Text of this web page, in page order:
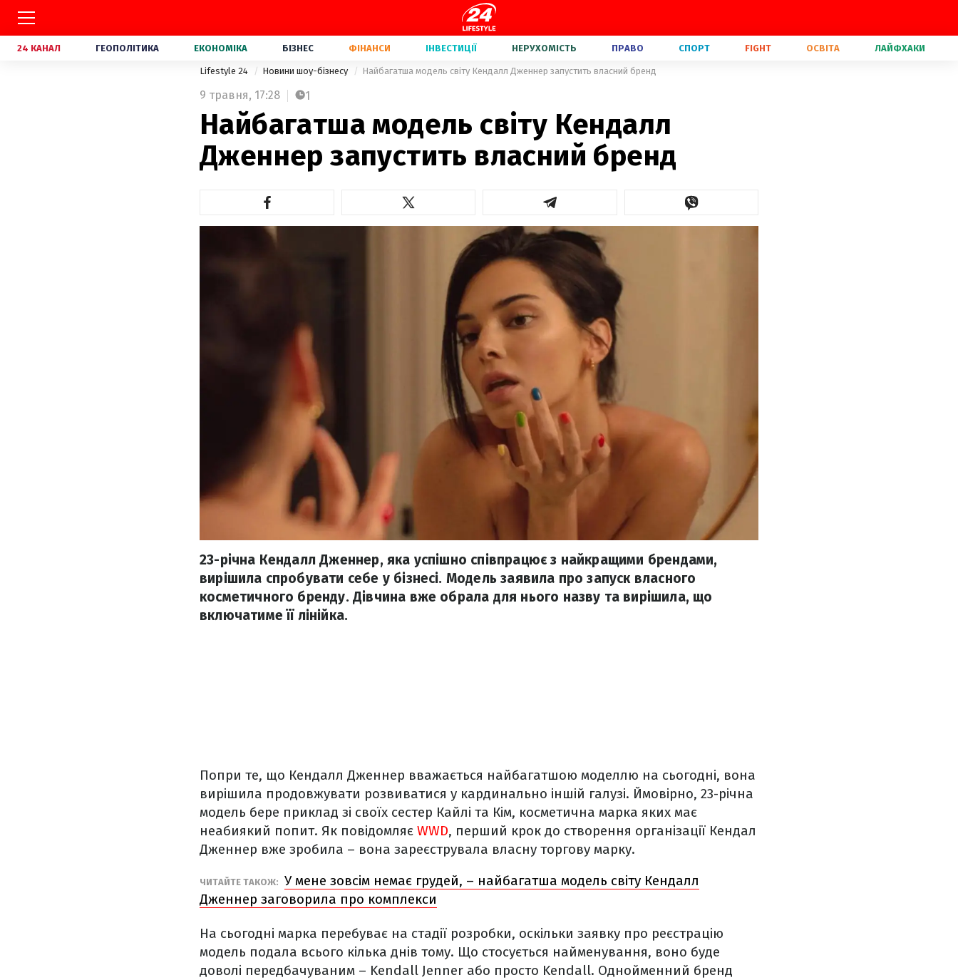
24 КАНАЛ ГЕОПОЛІТИКА ЕКОНОМІКА БІЗНЕС ФІНАНСИ ІНВЕСТИЦІЇ НЕРУХОМІСТЬ ПРАВО СПОРТ FIGHT ОСВІТА ЛАЙФХАКИ
Lifestyle 24 Новини шоу-бізнесу Найбагатша модель світу Кендалл Дженнер запустить власний бренд
9 травня, 17:28 1
Найбагатша модель світу Кендалл
Дженнер запустить власний бренд
23-річна Кендалл Дженнер, яка успішно співпрацює з найкращими брендами,
вирішила спробувати себе у бізнесі. Модель заявила про запуск власного
косметичного бренду. Дівчина вже обрала для нього назву та вирішила, що
включатиме її лінійка.
Попри те, що Кендалл Дженнер вважається найбагатшою моделлю на сьогодні, вона
вирішила продовжувати розвиватися у кардинально іншій галузі. Ймовірно, 23-річна
модель бере приклад зі своїх сестер Кайлі та Кім, косметична марка яких має
неабиякий попит. Як повідомляє WWD, перший крок до створення організації Кендал
Дженнер вже зробила – вона зареєструвала власну торгову марку.
ЧИТАЙТЕ ТАКОЖ: У мене зовсім немає грудей, – найбагатша модель світу Кендалл
Дженнер заговорила про комплекси
На сьогодні марка перебуває на стадії розробки, оскільки заявку про реєстрацію
модель подала всього кілька днів тому. Що стосується найменування, воно буде
доволі передбачуваним – Kendall Jenner або просто Kendall. Однойменний бренд